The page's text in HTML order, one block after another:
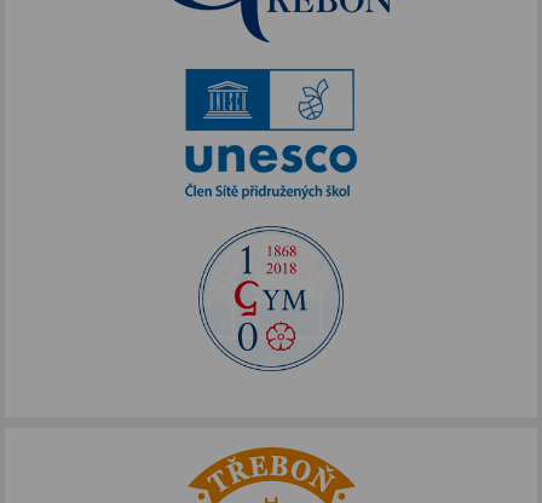
Podpora vzdělávání
Škola bez hranic
Půdní vestavba
Přírodovědné pobytové kurzy
Jazykové kompetence
Archív projektů
Akce podpořené FOTOS
Alej Toma Schreckera
FOTOSKOP